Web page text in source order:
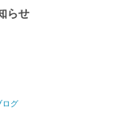
らせ
ログ